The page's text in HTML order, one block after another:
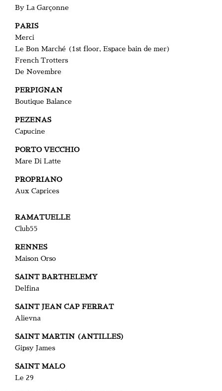
By La Garçonne
PARIS
Merci
Le Bon Marché (1st floor, Espace bain de mer)
French Trotters
De Novembre
PERPIGNAN
Boutique Balance
PEZENAS
Capucine
PORTO VECCHIO
Mare Di Latte
PROPRIANO
Aux Caprices
RAMATUELLE
Club55
RENNES
Maison Orso
SAINT BARTHELEMY
Delfina
SAINT JEAN CAP FERRAT
Alievna
SAINT MARTIN (ANTILLES)
Gipsy James
SAINT MALO
Le 29